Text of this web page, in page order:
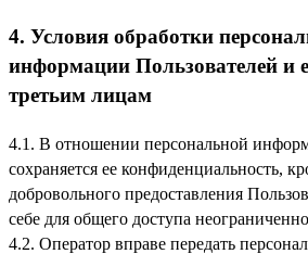
4. Условия обработки
информации Пользователей и
третьим лицам
4.1. В отношении персональной
сохраняется ее конфиденциальность,
добровольного предоставления
себе для общего доступа
4.2. Оператор вправе передать